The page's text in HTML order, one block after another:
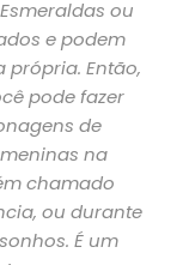
ou
e podem
Então,
pode fazer
de
na
chamado
ou durante
É um